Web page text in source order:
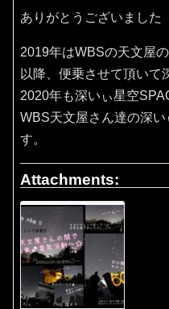
ありがとうございました
2019年はWBSの天文屋
以降、便乗させて頂いて
2020年も深いぃ星空
WBS天文屋さん達の深
す。
Attachments: